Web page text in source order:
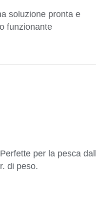
soluzione pronta e
funzionante
per la pesca
di peso.